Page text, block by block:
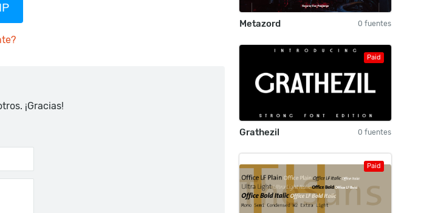
¡Gracias!
Metazord 0 fuentes
Paid
Grathezil 0 fuentes
Paid